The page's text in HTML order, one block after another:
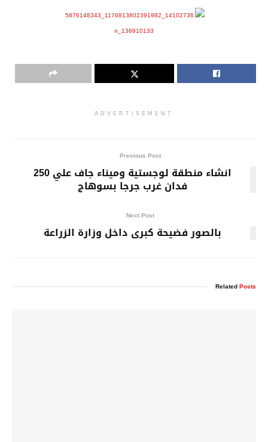
ADVERTISEMENT
Previous Post
انشاء منطقة لوجستية وميناء جاف علي 250
فدان غرب جرجا بسوهاج
Next Post
بالصور فضيحة كبرى داخل وزارة الزراعة
RelatedPosts